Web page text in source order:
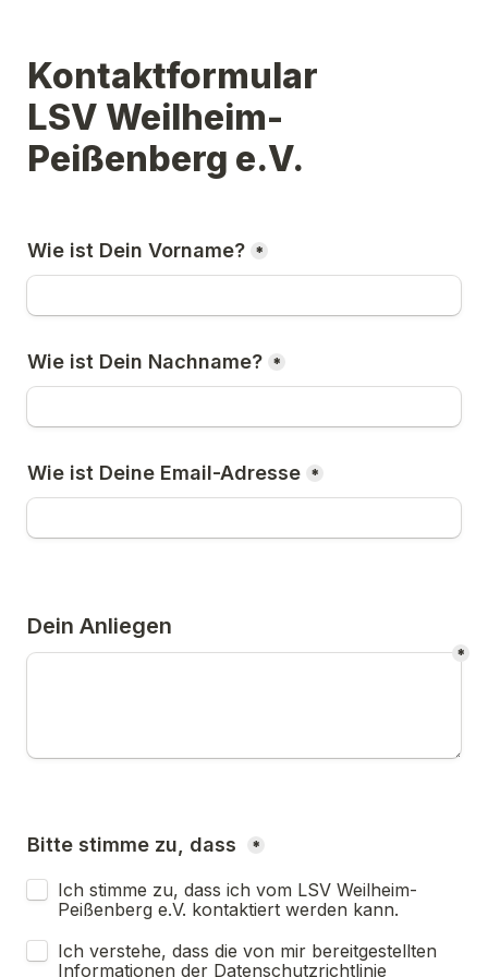
Kontaktformular
LSV Weilheim-
Peißenberg e.V.
Wie ist Dein Vorname? *
Wie ist Dein Nachname? *
Wie ist Deine Email-Adresse *
Dein Anliegen
*
Bitte stimme zu, dass *
Ich stimme zu, dass ich vom LSV Weilheim-
Ich verstehe, dass die von mir bereitgestellten
Informationen der Datenschutzrichtlinie